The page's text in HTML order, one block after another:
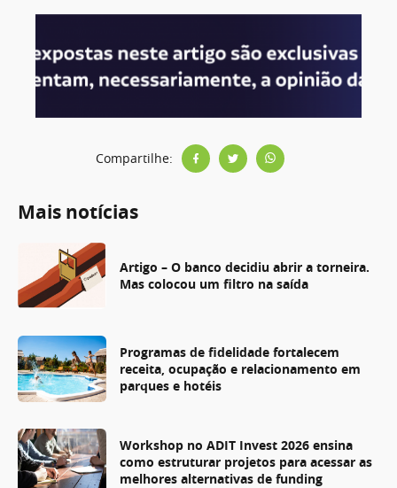
Compartilhe:
Mais notícias
Artigo – O banco decidiu abrir a torneira.
Mas colocou um filtro na saída
Programas de fidelidade fortalecem
receita, ocupação e relacionamento em
parques e hotéis
Workshop no ADIT Invest 2026 ensina
como estruturar projetos para acessar as
melhores alternativas de funding